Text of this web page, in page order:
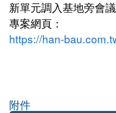
常見
新單元調入基地旁會議
專案網頁：
https://han-
附件